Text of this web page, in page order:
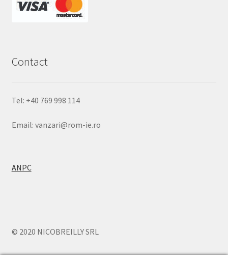
Contact
Tel: +40 769 998 114
Email: vanzari@rom-ie.ro
ANPC
© 2020 NICOBREILLY SRL